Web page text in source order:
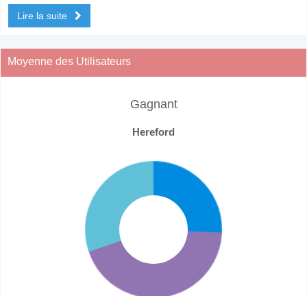
Lire la suite
Moyenne des Utilisateurs
Gagnant
Hereford